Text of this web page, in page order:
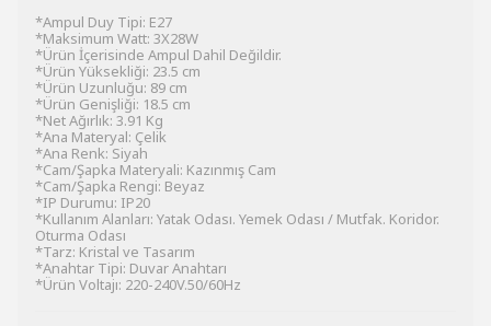
*Ampul Duy Tipi: E27
*Maksimum Watt: 3X28W
*Ürün İçerisinde Ampul Dahil Değildir.
*Ürün Yüksekliği: 23.5 cm
*Ürün Uzunluğu: 89 cm
*Ürün Genişliği: 18.5 cm
*Net Ağırlık: 3.91 Kg
*Ana Materyal: Çelik
*Ana Renk: Siyah
*Cam/Şapka Materyali: Kazınmış Cam
*Cam/Şapka Rengi: Beyaz
*IP Durumu: IP20
*Kullanım Alanları: Yatak Odası. Yemek Odası / Mutfak. Koridor.
Oturma Odası
*Tarz: Kristal ve Tasarım
*Anahtar Tipi: Duvar Anahtarı
*Ürün Voltajı: 220-240V.50/60Hz